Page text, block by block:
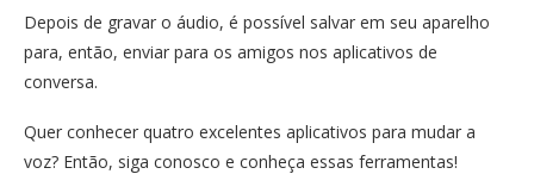
Depois de gravar o áudio, é possível salvar em seu aparelho
para, então, enviar para os amigos nos aplicativos de
conversa.
Quer conhecer quatro excelentes aplicativos para mudar a
voz? Então, siga conosco e conheça essas ferramentas!